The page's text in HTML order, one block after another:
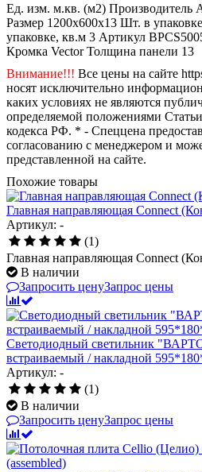
Ед. изм. м.кв. (м2) Производитель
Размер 1200x600x13 Шт. в упаковке
упаковке, кв.м 3 Артикул
Кромка Vector Толщина панели 13
Внимание!!! Все цены на сайте
носят исключительно
каких условиях не являются
определяемой положениями
кодекса РФ. * - Спеццена
согласованию с менеджером и
представленной на сайте.
Похожие товары
Главная направляющая Connect
Артикул: -
(1)
Главная направляющая Connect
В наличии
Запросить ценуЗапрос цены
Светодиодный светильник
встраиваемый / накладной
Артикул: -
(1)
В наличии
Запросить ценуЗапрос цены